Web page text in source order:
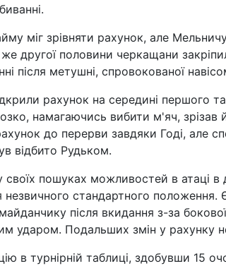
міг зрівняти рахунок, але
другої половини черкащани
після метушні, спровокованої
рахунок на середині першого
намагаючись вибити м'яч, зрізав
до перерви завдяки Годі, але
відбито Рудьком.
пошуках можливостей в атаці в
незвичного стандартного
після вкидання з-за бокової
ударом. Подальших змін у рахунку
в турнірній таблиці, здобувши 15